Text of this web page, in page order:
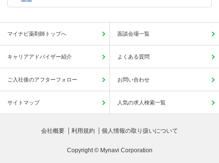
マイナビ薬剤師トップへ 面談会場一覧
キャリアアドバイザー紹介 よくある質問
ご入社後のアフターフォロー お問い合わせ
サイトマップ 人気の求人検索一覧
会社概要 利用規約 個人情報の取り扱いについて
Copyright © Mynavi Corporation